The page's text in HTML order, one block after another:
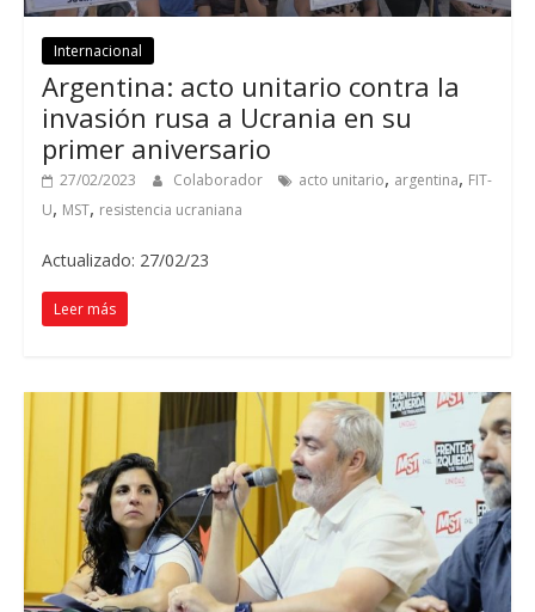
Internacional
Argentina: acto unitario contra la
invasión rusa a Ucrania en su
primer aniversario
27/02/2023 Colaborador acto unitario, argentina, FIT-
U, MST, resistencia ucraniana
Actualizado: 27/02/23
Leer más